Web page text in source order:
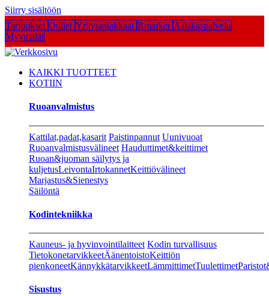
Siirry sisältöön
Tarjoukset Outlet Yritysasiakkaat Rmarket Asiakaspalvelu
Myymälät
KAIKKI TUOTTEET
KOTIIN
Ruoanvalmistus
Kattilat,padat,kasarit Paistinpannut Uunivuoat
Ruoanvalmistusvälineet Hauduttimet&keittimet
Ruoan&juoman säilytys ja
kuljetusLeivontaIrtokannetKeittiövälineet
Marjastus&Sienestys
Säilöntä
Kodintekniikka
Kauneus- ja hyvinvointilaitteet Kodin turvallisuus
TietokonetarvikkeetÄänentoistoKeittiön
pienkoneetKännykkätarvikkeetLämmittimetTuulettimet
Sisustus